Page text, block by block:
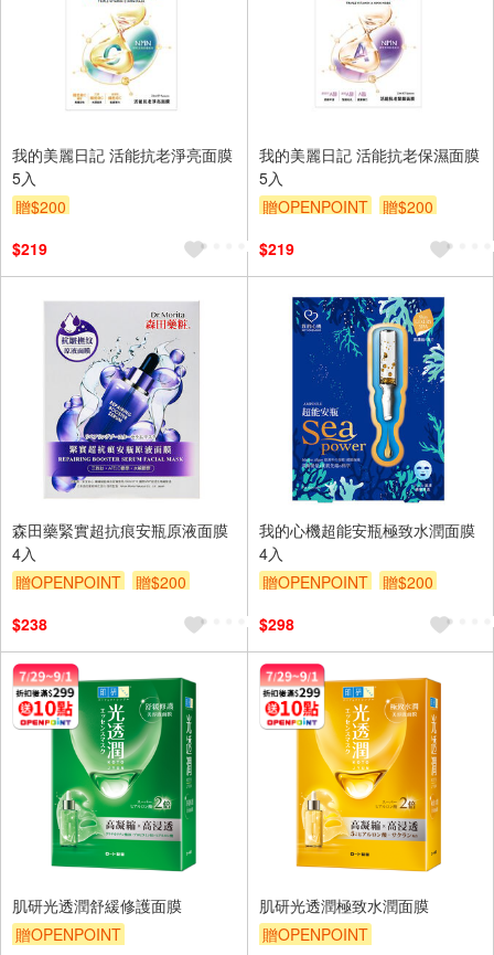
我的美麗日記 活能抗老淨亮面膜
5入
贈$200
$219
我的美麗日記 活能抗老保濕面膜
5入
贈OPENPOINT
贈$200
$219
森田藥緊實超抗痕安瓶原液面膜
4入
贈OPENPOINT
贈$200
$238
我的心機超能安瓶極致水潤面膜
4入
贈OPENPOINT
贈$200
$298
肌研光透潤舒緩修護面膜
贈OPENPOINT
肌研光透潤極致水潤面膜
贈OPENPOINT